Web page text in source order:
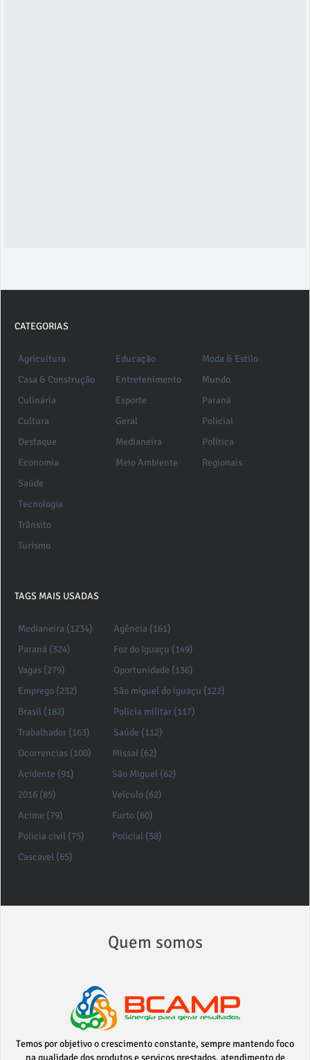
CATEGORIAS
Agricultura
Casa & Construção
Culinária
Cultura
Destaque
Economia
Educação
Entretenimento
Esporte
Geral
Medianeira
Meio Ambiente
Moda & Estilo
Mundo
Paraná
Policial
Política
Regionais
Saúde
Tecnologia
Trânsito
Turismo
TAGS MAIS USADAS
Medianeira (1234)
Paraná (324)
Vagas (279)
Emprego (232)
Brasil (182)
Trabalhador (163)
Agência (161)
Foz do Iguaçu (149)
Oportunidade (136)
São miguel do iguaçu (122)
Policia militar (117)
Saúde (112)
Ocorrencias (100)
Acidente (91)
2016 (85)
Acime (79)
Policia civil (75)
Cascavel (65)
Missal (62)
São Miguel (62)
Veículo (62)
Furto (60)
Policial (58)
Quem somos
Temos por objetivo o crescimento constante, sempre mantendo foco
na qualidade dos produtos e serviços prestados, atendimento de